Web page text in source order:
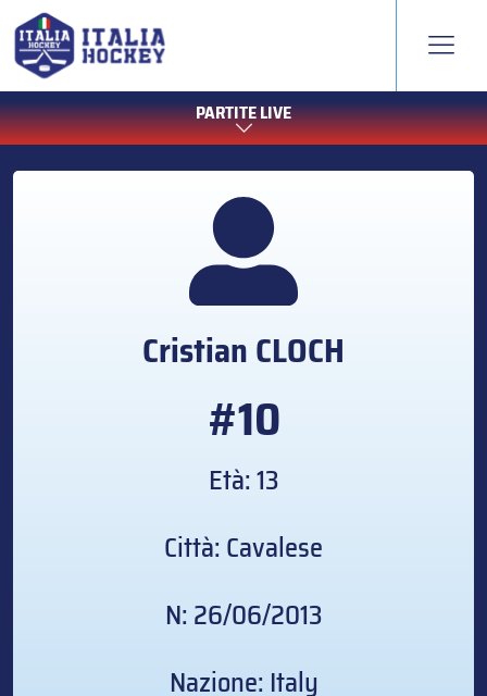
PARTITE LIVE
CristianCLOCH
#10
Età: 13
Città: Cavalese
N: 26/06/2013
Nazione: Italy